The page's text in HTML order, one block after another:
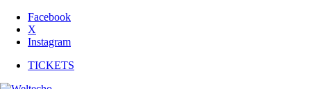
Facebook
X
Instagram
TICKETS